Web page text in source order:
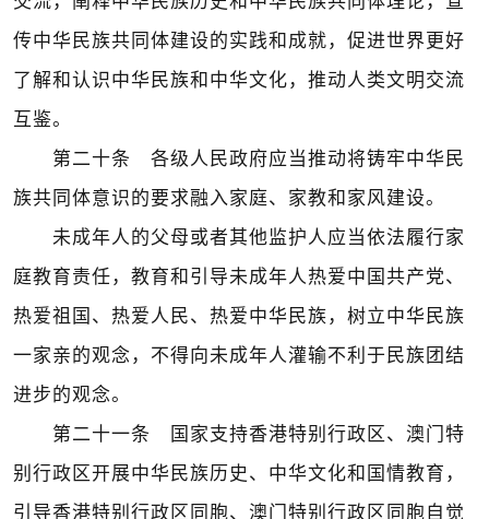
传中华民族共同体建设的实践和成就，促进世界更好
了解和认识中华民族和中华文化，推动人类文明交流
互鉴。
第二十条 各级人民政府应当推动将铸牢中华民
族共同体意识的要求融入家庭、家教和家风建设。
未成年人的父母或者其他监护人应当依法履行家
庭教育责任，教育和引导未成年人热爱中国共产党、
热爱祖国、热爱人民、热爱中华民族，树立中华民族
一家亲的观念，不得向未成年人灌输不利于民族团结
进步的观念。
第二十一条 国家支持香港特别行政区、澳门特
别行政区开展中华民族历史、中华文化和国情教育，
引导香港特别行政区同胞、澳门特别行政区同胞自觉